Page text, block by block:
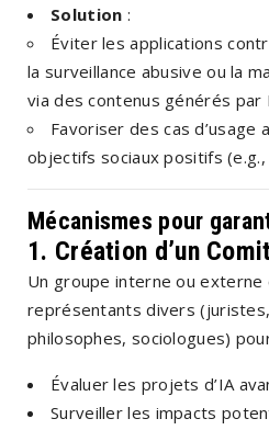
Solution :
Éviter les applications
la surveillance abusive ou la
via des contenus générés par
Favoriser des cas d’usage
objectifs sociaux positifs
Mécanismes pour
1. Création d’un
Un groupe interne ou externe
représentants divers
philosophes, sociologues)
Évaluer les projets d’IA
Surveiller les impacts